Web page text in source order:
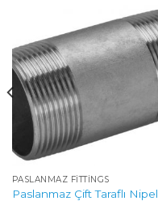
PASLANMAZ FITTINGS
Paslanmaz Çift Taraflı Nipel